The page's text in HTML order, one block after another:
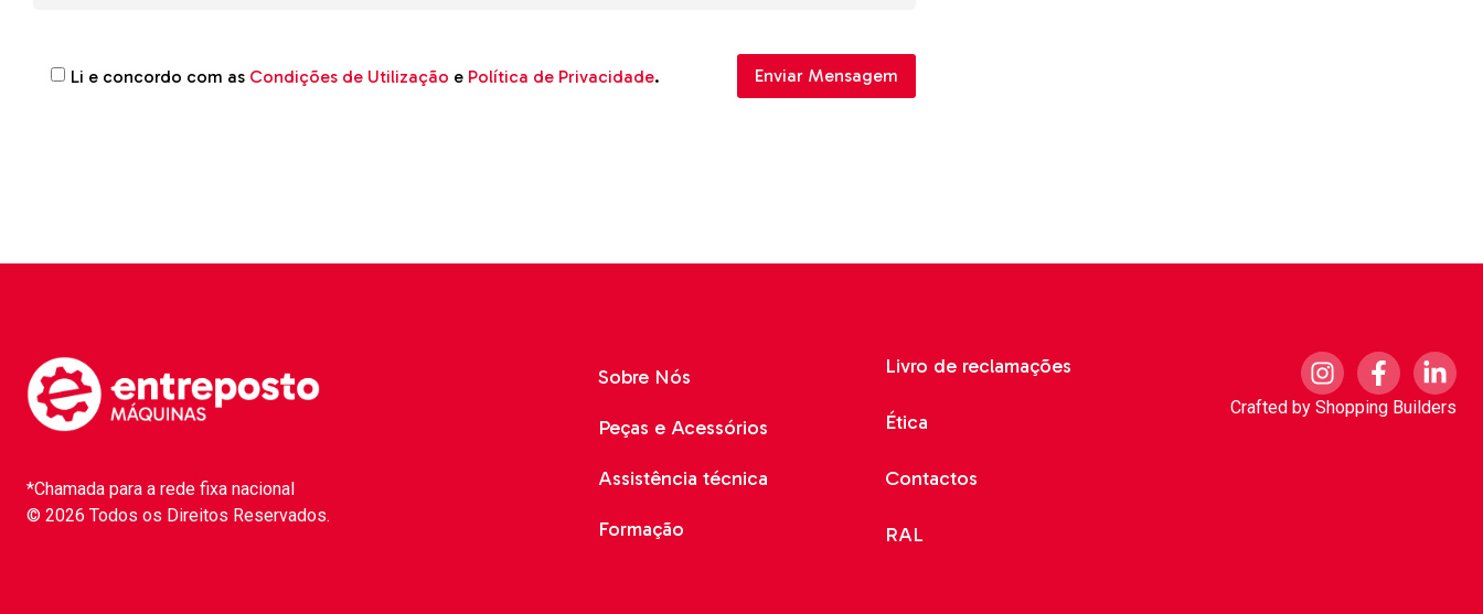
Li e concordo com as Condições de Utilização e Política de Privacidade.
*Chamada para a rede fixa nacional
© 2026 Todos os Direitos Reservados.
Sobre Nós
Peças e Acessórios
Assistência técnica
Formação
Livro de reclamações
Ética
Contactos
RAL
Crafted by Shopping Builders